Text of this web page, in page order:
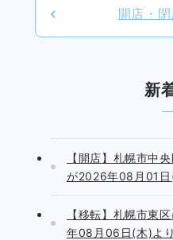
開店・
新
【開店】札幌市中
が2026年08月01日
【移転】札幌市東
年08月06日(木)よ